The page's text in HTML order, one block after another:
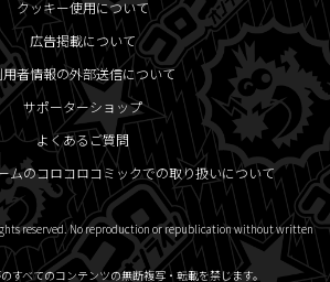
クッキー使用について
広告掲載について
用者情報の外部送信について
サポーターショップ
よくあるご質問
ムのコロコロコミックでの取り扱いについて
reserved. No reproduction or republication without written
すべてのコンテンツの無断複写・転載を禁じます。